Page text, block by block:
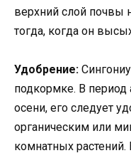
верхний слой почвы
тогда, когда он
Удобрение:
подкормке. В период
осени, его следует
органическим или
комнатных